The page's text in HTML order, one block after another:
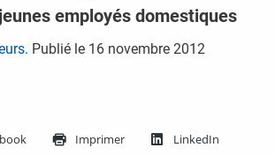
employés domestiques
Publié le 16 novembre 2012
Imprimer LinkedIn